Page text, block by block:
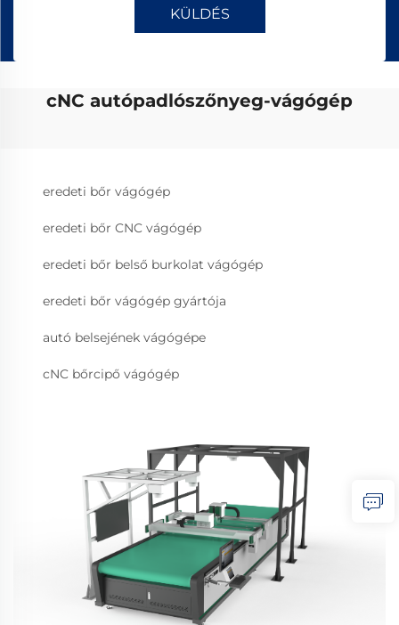
KÜLDÉS
cNC autópadlószőnyeg-vágógép
eredeti bőr vágógép
eredeti bőr CNC vágógép
eredeti bőr belső burkolat vágógép
eredeti bőr vágógép gyártója
autó belsejének vágógépe
cNC bőrcipő vágógép